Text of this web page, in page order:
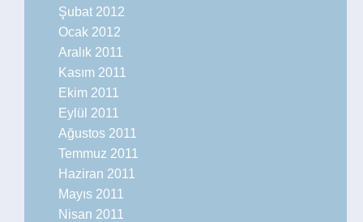
Şubat 2012
Ocak 2012
Aralık 2011
Kasım 2011
Ekim 2011
Eylül 2011
Ağustos 2011
Temmuz 2011
Haziran 2011
Mayıs 2011
Nisan 2011